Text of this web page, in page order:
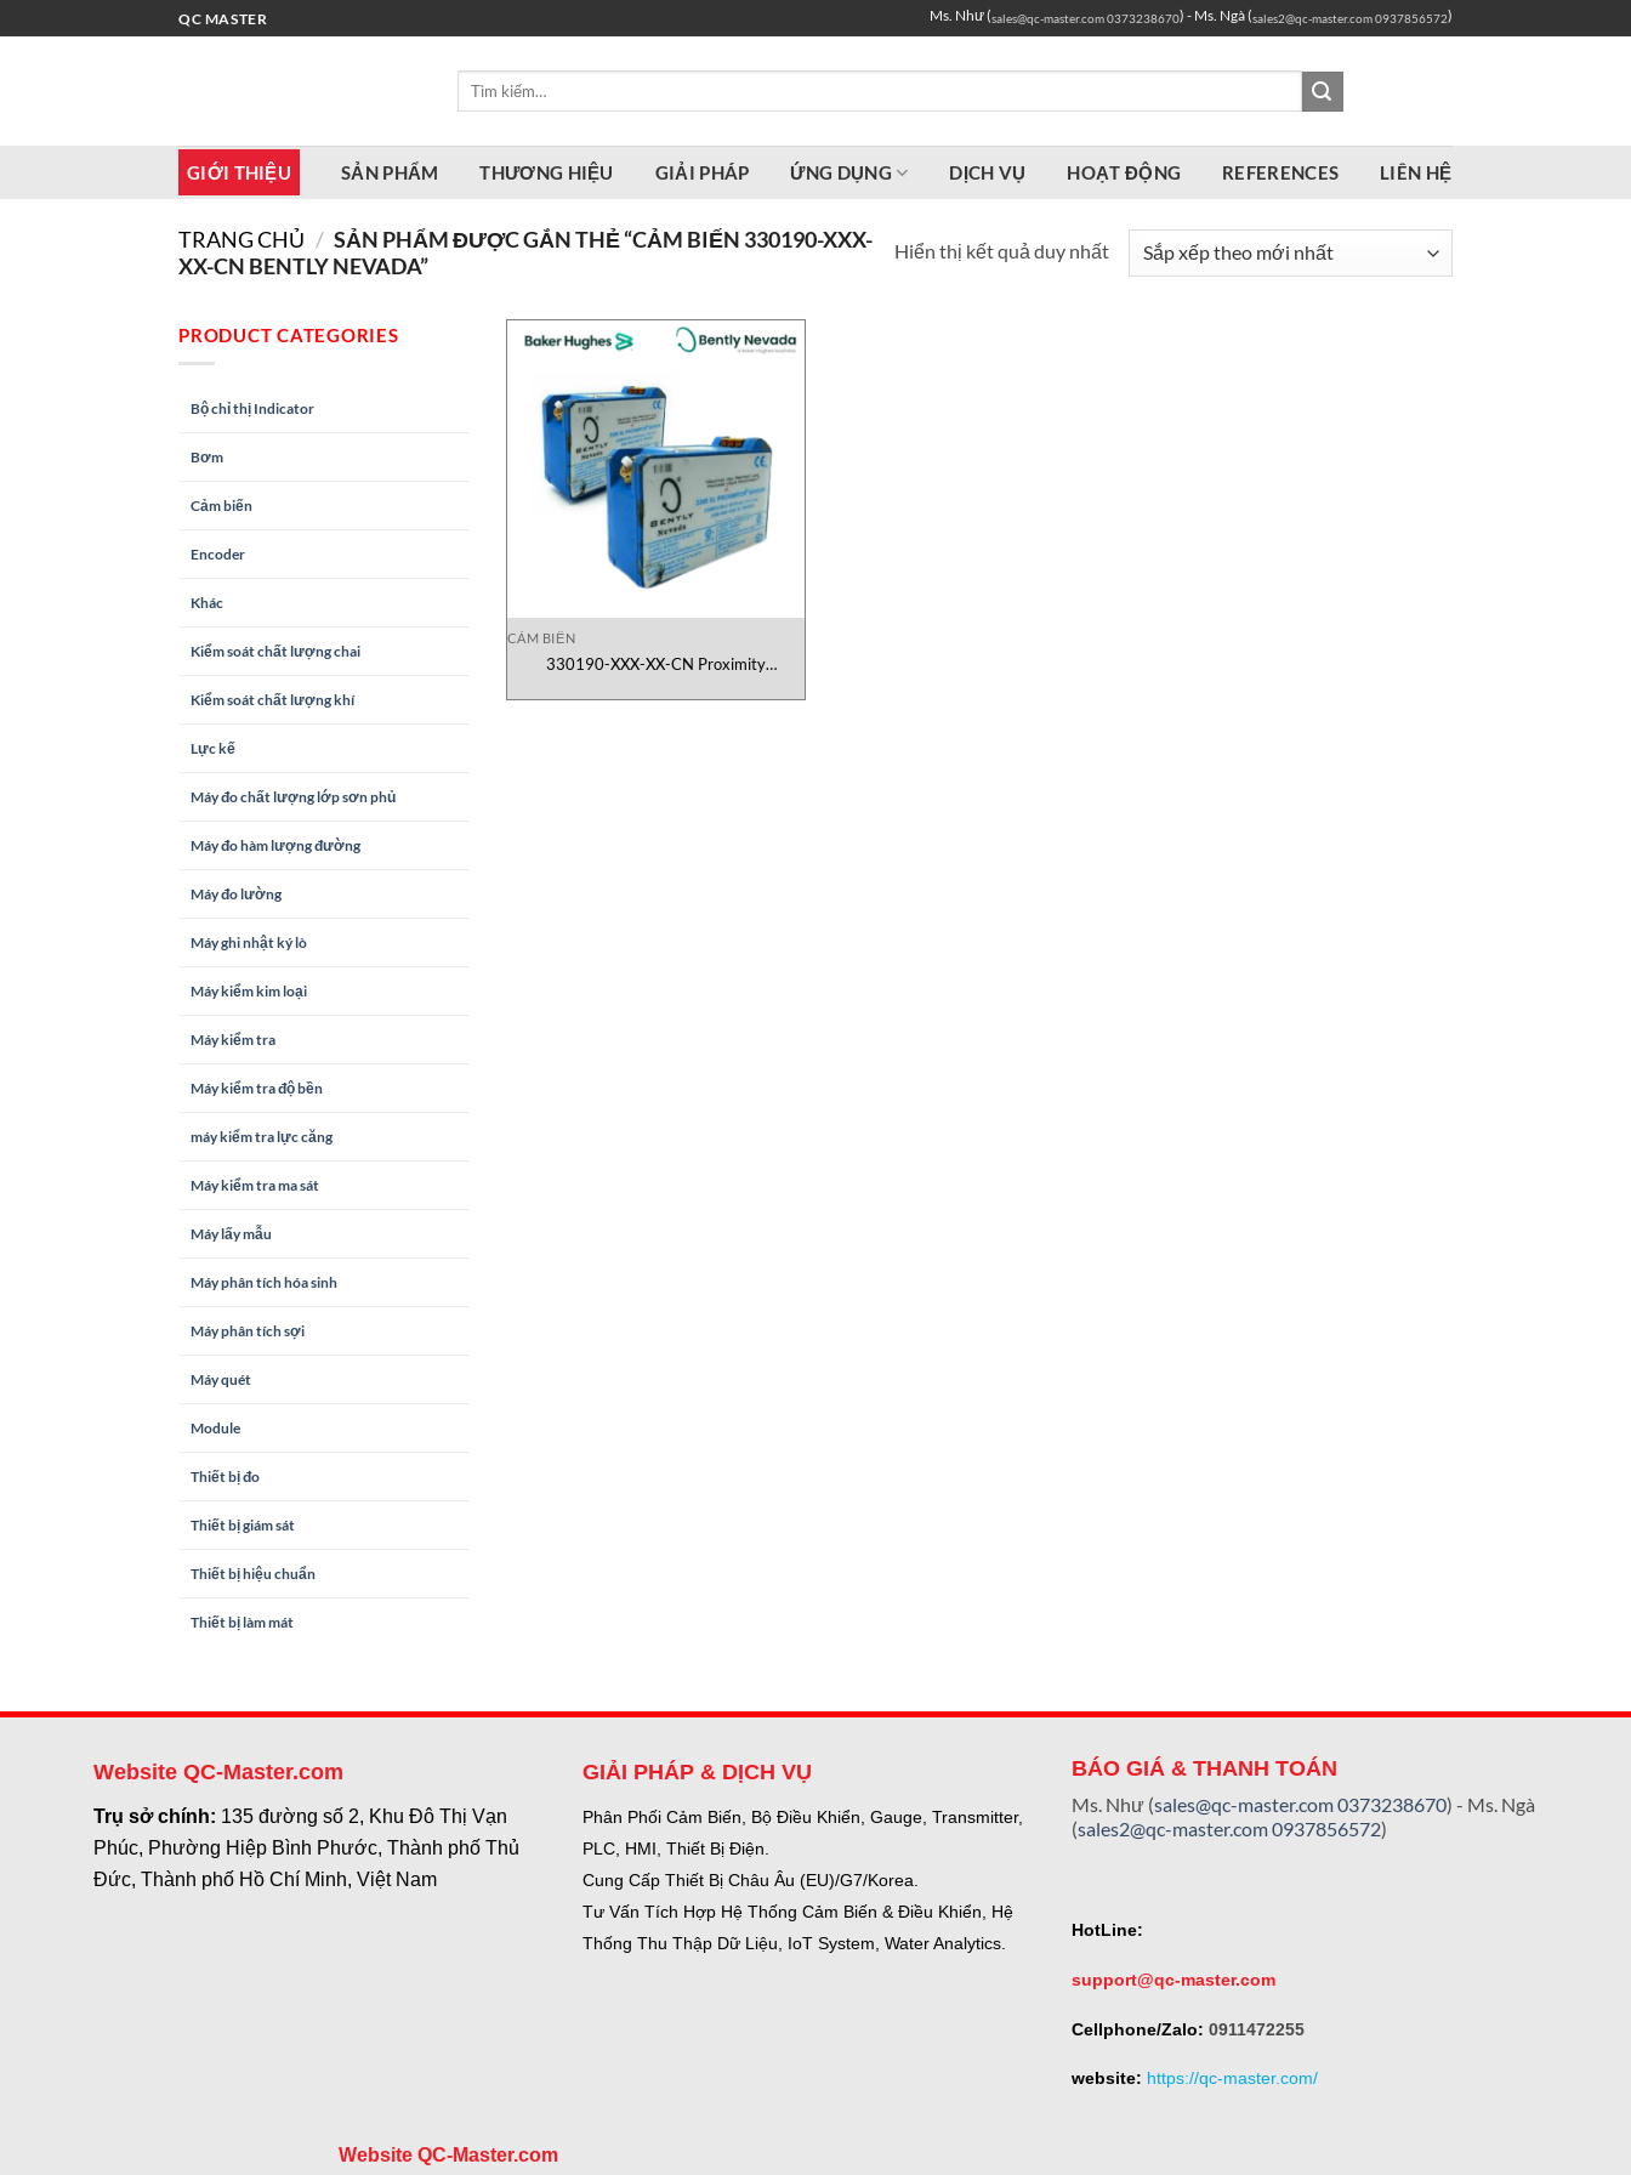
qua
QC MASTER Ms. Như (sales@qc-master.com0373238670) - Ms. Ngà (sales2@qc-master.com0937856572)
Tìm
GIỚI THIỆU SẢN PHẨM THƯƠNG HIỆU GIẢI PHÁP ỨNG DỤNG DỊCH VỤ HOẠT ĐỘNG REFERENCES LIÊN HỆ
TRANG CHỦ / SẢN PHẨM ĐƯỢC GẮN THẺ “CẢM BIẾN 330190-XXX-
XX-CN BENTLY NEVADA”
Hiển thị kết quả duy nhất
PRODUCT CATEGORIES
Bộ chỉ thị Indicator
Bơm
Cảm biến
Encoder
Khác
Kiểm soát chất lượng chai
Kiểm soát chất lượng khí
Lực kế
Máy đo chất lượng lớp sơn phủ
Máy đo hàm lượng đường
Máy đo lường
Máy ghi nhật ký lò
Máy kiểm kim loại
Máy kiểm tra
Máy kiểm tra độ bền
máy kiểm tra lực căng
Máy kiểm tra ma sát
Máy lấy mẫu
Máy phân tích hóa sinh
Máy phân tích sợi
Máy quét
Module
Thiết bị đo
Thiết bị giám sát
Thiết bị hiệu chuẩn
Thiết bị làm mát
CẢM BIẾN
330190-XXX-XX-CN Proximity
Website QC-Master.com
Trụ sở chính: 135 đường số 2, Khu Đô Thị Vạn
Phúc, Phường Hiệp Bình Phước, Thành phố Thủ
Đức, Thành phố Hồ Chí Minh, Việt Nam
GIẢI PHÁP & DỊCH VỤ
Phân Phối Cảm Biến, Bộ Điều Khiển, Gauge, Transmitter,
PLC, HMI, Thiết Bị Điện.
Cung Cấp Thiết Bị Châu Âu (EU)/G7/Korea.
Tư Vấn Tích Hợp Hệ Thống Cảm Biến & Điều Khiển, Hệ
Thống Thu Thập Dữ Liệu, IoT System, Water Analytics.
BÁO GIÁ & THANH TOÁN
Ms. Như (sales@qc-master.com0373238670) - Ms. Ngà
(sales2@qc-master.com0937856572)
HotLine:
support@qc-master.com
Cellphone/Zalo: 0911472255
website: https://qc-master.com/
Website QC-Master.com